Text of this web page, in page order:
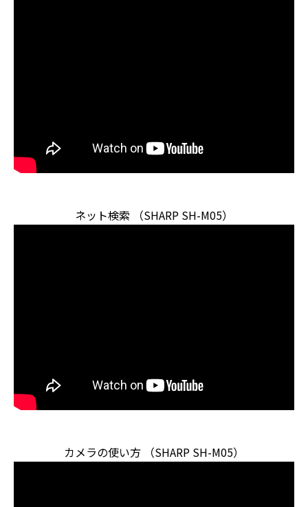
ネット検索 （SHARP SH-M05）
カメラの使い方 （SHARP SH-M05）